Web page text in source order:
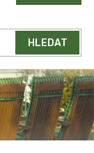
HLEDAT